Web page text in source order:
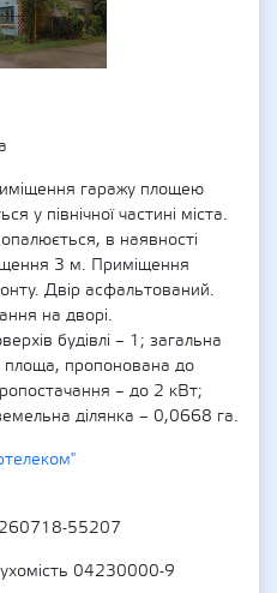
гаражу площею
у північної частині міста.
в наявності
3 м. Приміщення
Двір асфальтований.
на дворі.
будівлі – 1; загальна
площа, пропонована до
– до 2 кВт;
ділянка – 0,0668 га.
55207
04230000-9